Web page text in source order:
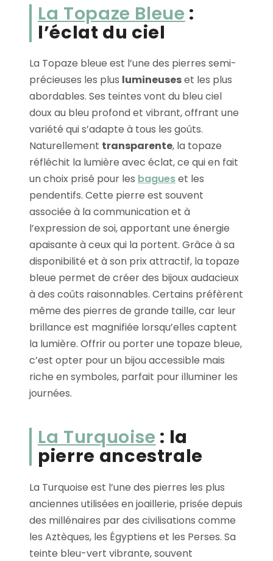
La Topaze Bleue :
l’éclat du ciel
La Topaze bleue est l’une des pierres semi-
précieuses les plus lumineuseset les plus
abordables. Ses teintes vont du bleu ciel
doux au bleu profond et vibrant, offrant une
variété qui s’adapte à tous les goûts.
Naturellement transparente, la topaze
réfléchit la lumière avec éclat, ce qui en fait
un choix prisé pour les bagueset les
pendentifs. Cette pierre est souvent
associée à la communication et à
l’expression de soi, apportant une énergie
apaisante à ceux qui la portent. Grâce à sa
disponibilité et à son prix attractif, la topaze
bleue permet de créer des bijoux audacieux
à des coûts raisonnables. Certains préfèrent
même des pierres de grande taille, car leur
brillance est magnifiée lorsqu’elles captent
la lumière. Offrir ou porter une topaze bleue,
c’est opter pour un bijou accessible mais
riche en symboles, parfait pour illuminer les
journées.
La Turquoise : la
pierre ancestrale
La Turquoise est l’une des pierres les plus
anciennes utilisées en joaillerie, prisée depuis
des millénaires par des civilisations comme
les Aztèques, les Égyptiens et les Perses. Sa
teinte bleu-vert vibrante, souvent